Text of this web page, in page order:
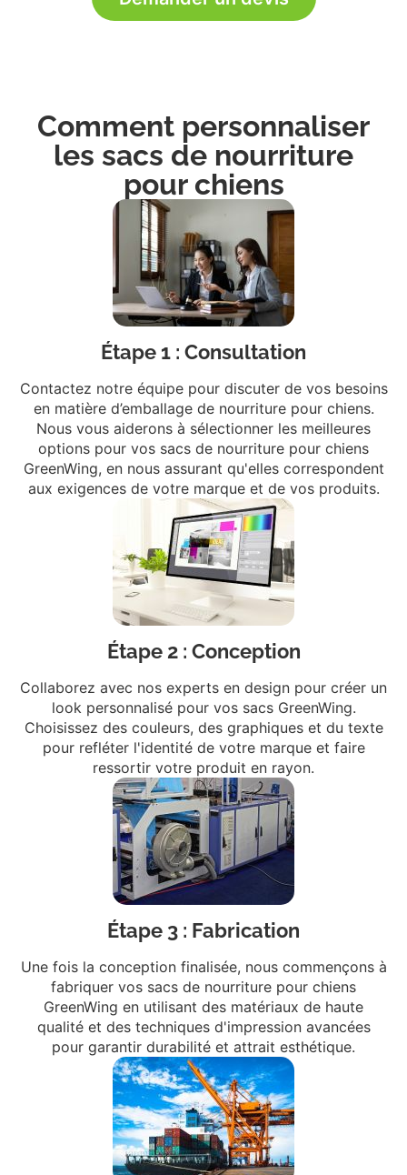
Comment personnaliser
les sacs de nourriture
pour chiens
Étape 1 : Consultation
Contactez notre équipe pour discuter de vos besoins
en matière d’emballage de nourriture pour chiens.
Nous vous aiderons à sélectionner les meilleures
options pour vos sacs de nourriture pour chiens
GreenWing, en nous assurant qu'elles correspondent
aux exigences de votre marque et de vos produits.
Étape 2 : Conception
Collaborez avec nos experts en design pour créer un
look personnalisé pour vos sacs GreenWing.
Choisissez des couleurs, des graphiques et du texte
pour refléter l'identité de votre marque et faire
ressortir votre produit en rayon.
Étape 3 : Fabrication
Une fois la conception finalisée, nous commençons à
fabriquer vos sacs de nourriture pour chiens
GreenWing en utilisant des matériaux de haute
qualité et des techniques d'impression avancées
pour garantir durabilité et attrait esthétique.